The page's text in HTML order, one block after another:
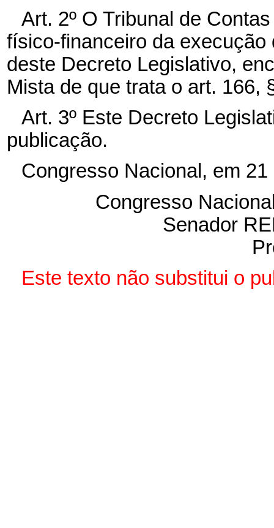
Art. 2º O Tribunal de
físico-financeiro da execução
deste Decreto Legislativo,
Mista de que trata o art. 166,
Art. 3º Este Decreto
publicação.
Congresso Nacional, em
Congresso
Senador
Este texto não substitui o